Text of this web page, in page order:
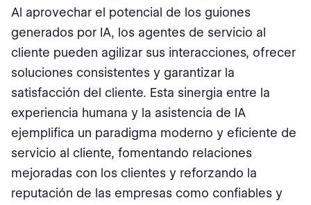
Al aprovechar el potencial de los guiones
generados por IA, los agentes de servicio al
cliente pueden agilizar sus interacciones, ofrecer
soluciones consistentes y garantizar la
satisfacción del cliente. Esta sinergia entre la
experiencia humana y la asistencia de IA
ejemplifica un paradigma moderno y eficiente de
servicio al cliente, fomentando relaciones
mejoradas con los clientes y reforzando la
reputación de las empresas como confiables y